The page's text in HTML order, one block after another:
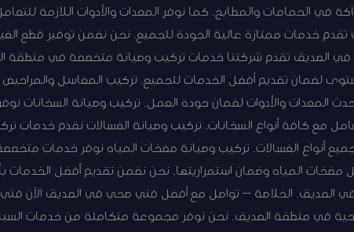
في الحمامات والمطابخ. كما نوفر المعدات والأدوات اللازمة
خدمات ممتازة عالية الجودة للجميع. نحن نضمن توفير قطع الغيار
الصديق تقدم شركتنا خدمات تركيب وصيانة متخصصة في منطقة
لضمان تقديم أفضل الخدمات للجميع. تركيب المغاسل
المعدات والأدوات لضمان جودة العمل. تركيب وصيانة السخانات
مع كافة أنواع السخانات. تركيب وصيانة الغسالات نقدم خدمات
أنواع الغسالات. تركيب وصيانة مضخات المياه نوفر خدمات
المياه وضمان استمراريتها. نحن نضمن تقديم أفضل الخدمات
في الصديق. الخلاصة – تواصل مع أفضل فني صحي في الصديق الآن
في منطقة الصديق. نحن نوفر مجموعة متكاملة من خدمات